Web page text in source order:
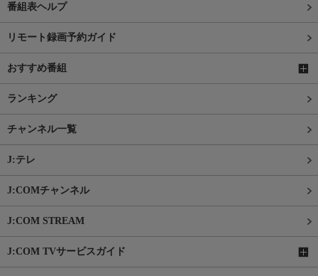
番組表ヘルプ
リモート録画予約ガイド
おすすめ番組
ランキング
チャンネル一覧
J:テレ
J:COMチャンネル
J:COM STREAM
J:COM TVサービスガイド